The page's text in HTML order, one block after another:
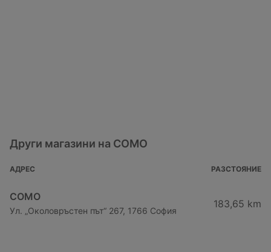
Други магазини на COMO
АДРЕС РАЗСТОЯНИЕ
COMO
Ул. „Околовръстен път“ 267, 1766 София
183,65 km